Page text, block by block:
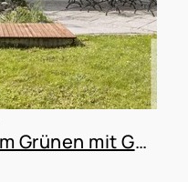
Zeitlose Architektur im Grünen mit Gestaltungsspielraum in WI-Auringen